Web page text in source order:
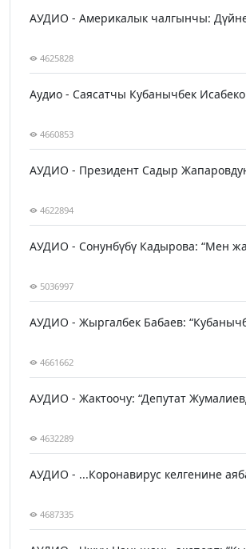
АУДИО - Америкалык чалгынчы:
4625828
Аудио - Саясатчы Кубанычбек
4660853
АУДИО - Президент Садыр
4622894
АУДИО - Сонунбүбү Кадырова: “Мен
5036997
АУДИО - Жыргалбек Бабаев:
4661662
АУДИО - Жактоочу: “Депутат
4632289
АУДИО - ...Коронавирус келгенине
4687335